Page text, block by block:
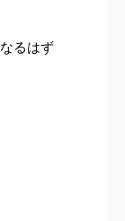
るはず